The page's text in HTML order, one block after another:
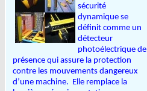
sécurité
dynamique se
définit comme un
détecteur
photoélectrique de
présence qui assure la protection
contre les mouvements dangereux
d’une machine. Elle remplace la